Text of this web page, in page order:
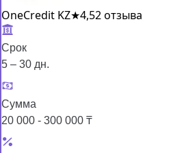
OneCredit KZ★4,52 отзыва
Срок
5 – 30 дн.
Сумма
20 000 - 300 000 ₸